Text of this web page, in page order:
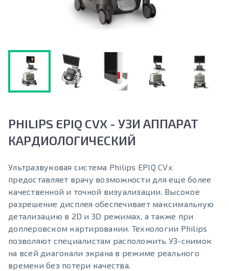
PHILIPS EPIQ CVX - УЗИ АППАРАТ
КАРДИОЛОГИЧЕСКИЙ
Ультразвуковая система Philips EPIQ CVx
предоставляет врачу возможности для еще более
качественной и точной визуализации. Высокое
разрешение дисплея обеспечивает максимальную
детализацию в 2D и 3D режимах, а также при
доплеровском картировании. Технологии Philips
позволяют специалистам расположить УЗ-снимок
на всей диагонали экрана в режиме реального
времени без потери качества.